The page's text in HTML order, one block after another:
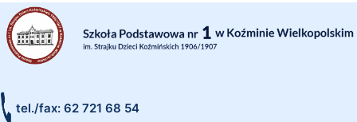
tel./fax: 62 721 68 54